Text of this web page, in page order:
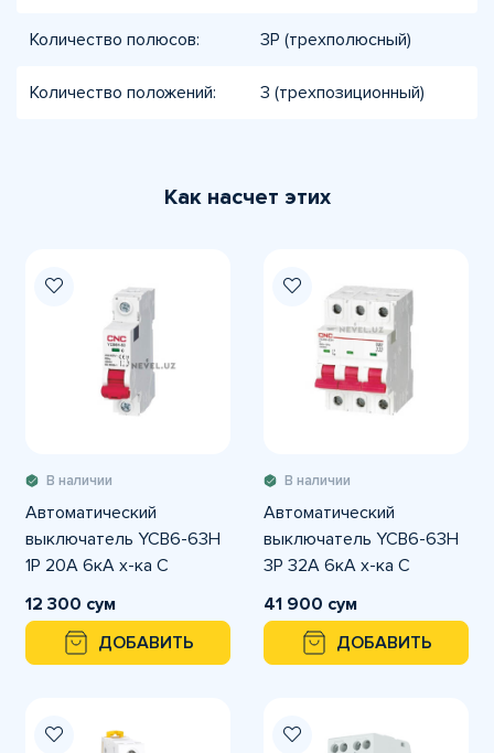
Количество полюсов: 3P (трехполюсный)
Количество положений: 3 (трехпозиционный)
Как насчет этих
В наличии
Автоматический
выключатель YCB6-63H
1P 20A 6кА х-ка С
12 300 сум
ДОБАВИТЬ
В наличии
Автоматический
выключатель YCB6-63H
3P 32A 6кА х-ка С
41 900 сум
ДОБАВИТЬ